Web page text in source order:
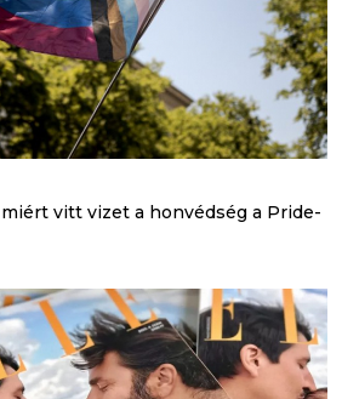
vitt vizet a honvédség a Pride-